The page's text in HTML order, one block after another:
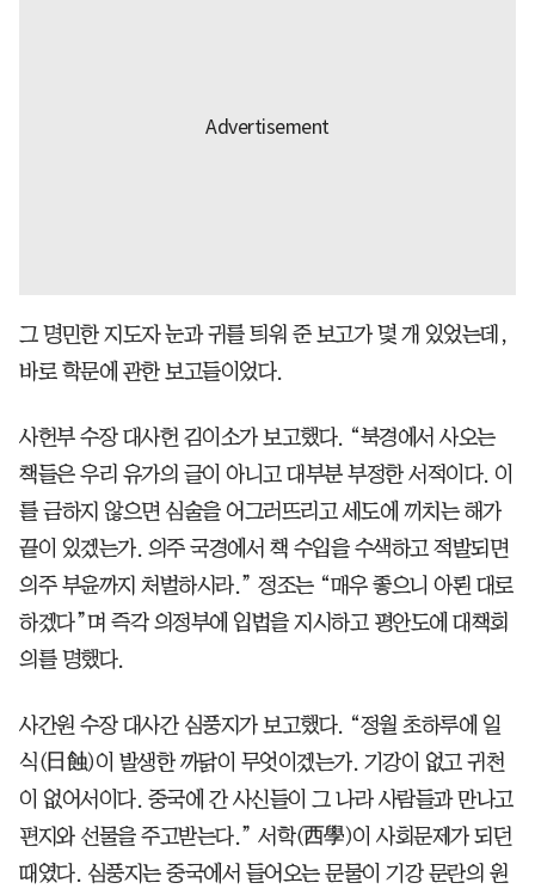
그 명민한 지도자 눈과 귀를 틔워 준 보고가 몇 개 있었는데,
바로 학문에 관한 보고들이었다.
사헌부 수장 대사헌 김이소가 보고했다. “북경에서 사오는
책들은 우리 유가의 글이 아니고 대부분 부정한 서적이다. 이
를 금하지 않으면 심술을 어그러뜨리고 세도에 끼치는 해가
끝이 있겠는가. 의주 국경에서 책 수입을 수색하고 적발되면
의주 부윤까지 처벌하시라.” 정조는 “매우 좋으니 아뢴 대로
하겠다”며 즉각 의정부에 입법을 지시하고 평안도에 대책회
의를 명했다.
사간원 수장 대사간 심풍지가 보고했다. “정월 초하루에 일
식(日蝕)이 발생한 까닭이 무엇이겠는가. 기강이 없고 귀천
이 없어서이다. 중국에 간 사신들이 그 나라 사람들과 만나고
편지와 선물을 주고받는다.” 서학(西學)이 사회문제가 되던
때였다. 심풍지는 중국에서 들어오는 문물이 기강 문란의 원